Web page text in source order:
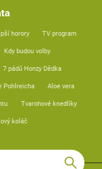
horory TV program
Kdy budou volby
7 pádů Honzy Dědka
Pohlreicha Aloe vera
Tvarohové knedlíky
koláč